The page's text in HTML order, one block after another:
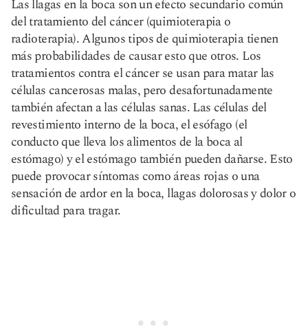
Las llagas en la boca son un efecto secundario común
del tratamiento del cáncer (quimioterapia o
radioterapia). Algunos tipos de quimioterapia tienen
más probabilidades de causar esto que otros. Los
tratamientos contra el cáncer se usan para matar las
células cancerosas malas, pero desafortunadamente
también afectan a las células sanas. Las células del
revestimiento interno de la boca, el esófago (el
conducto que lleva los alimentos de la boca al
estómago) y el estómago también pueden dañarse. Esto
puede provocar síntomas como áreas rojas o una
sensación de ardor en la boca, llagas dolorosas y dolor o
dificultad para tragar.